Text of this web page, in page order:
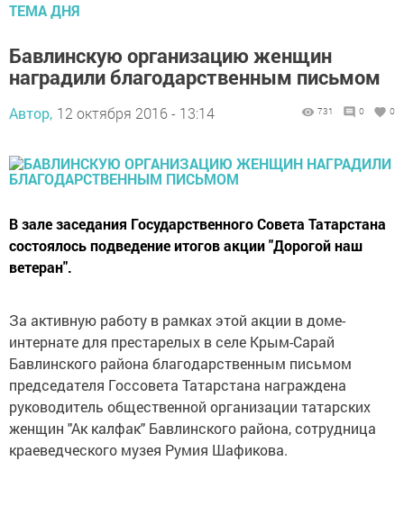
ТЕМА ДНЯ
Бавлинскую организацию женщин
наградили благодарственным письмом
Автор, 12 октября 2016 - 13:14 731 0 0
В зале заседания Государственного Совета Татарстана
состоялось подведение итогов акции "Дорогой наш
ветеран".
За активную работу в рамках этой акции в доме-
интернате для престарелых в селе Крым-Сарай
Бавлинского района благодарственным письмом
председателя Госсовета Татарстана награждена
руководитель общественной организации татарских
женщин "Ак калфак" Бавлинского района, сотрудница
краеведческого музея Румия Шафикова.